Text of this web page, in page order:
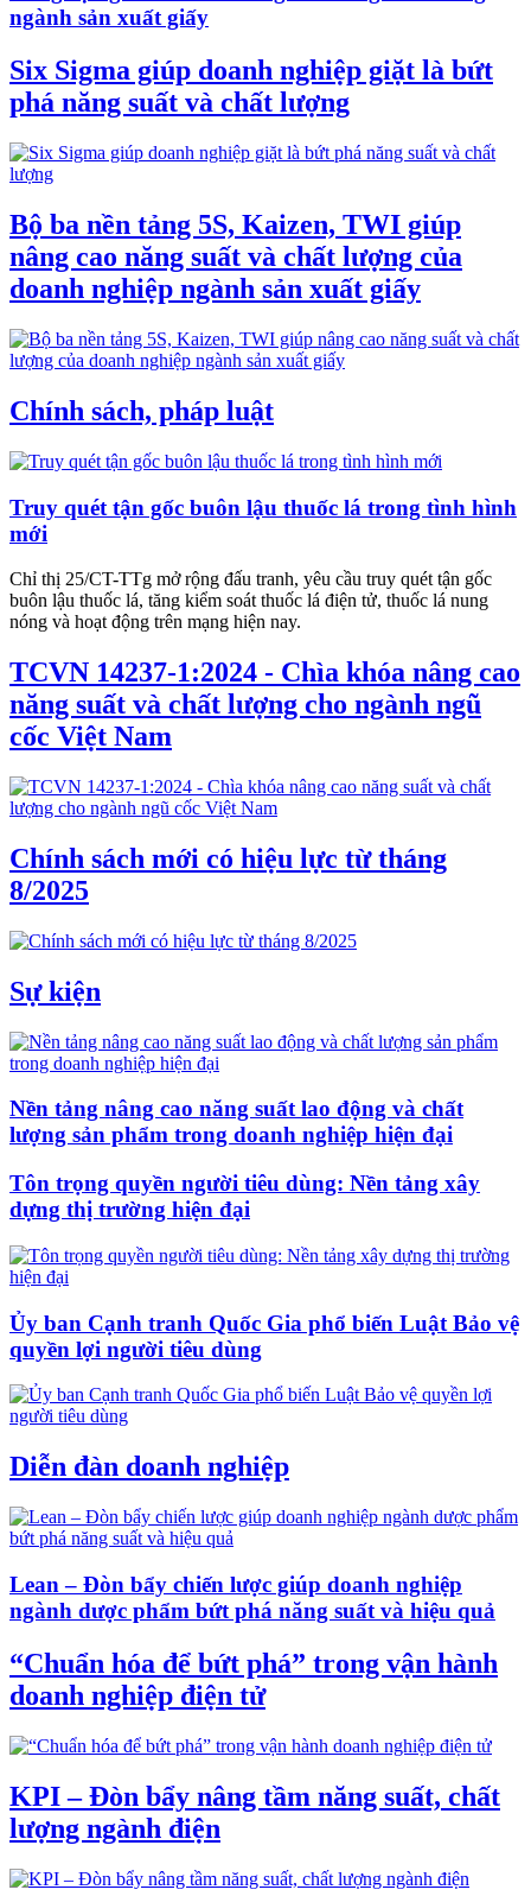
ngành sản xuất giấy
Six Sigma giúp doanh nghiệp giặt là bứt
phá năng suất và chất lượng
Bộ ba nền tảng 5S, Kaizen, TWI giúp
nâng cao năng suất và chất lượng của
doanh nghiệp ngành sản xuất giấy
Chính sách, pháp luật
Truy quét tận gốc buôn lậu thuốc lá trong tình hình
mới
Chỉ thị 25/CT-TTg mở rộng đấu tranh, yêu cầu truy quét tận gốc
buôn lậu thuốc lá, tăng kiểm soát thuốc lá điện tử, thuốc lá nung
nóng và hoạt động trên mạng hiện nay.
TCVN 14237-1:2024 - Chìa khóa nâng cao
năng suất và chất lượng cho ngành ngũ
cốc Việt Nam
Chính sách mới có hiệu lực từ tháng
8/2025
Sự kiện
Nền tảng nâng cao năng suất lao động và chất
lượng sản phẩm trong doanh nghiệp hiện đại
Tôn trọng quyền người tiêu dùng: Nền tảng xây
dựng thị trường hiện đại
Ủy ban Cạnh tranh Quốc Gia phổ biến Luật Bảo vệ
quyền lợi người tiêu dùng
Diễn đàn doanh nghiệp
Lean – Đòn bẩy chiến lược giúp doanh nghiệp
ngành dược phẩm bứt phá năng suất và hiệu quả
“Chuẩn hóa để bứt phá” trong vận hành
doanh nghiệp điện tử
KPI – Đòn bẩy nâng tầm năng suất, chất
lượng ngành điện